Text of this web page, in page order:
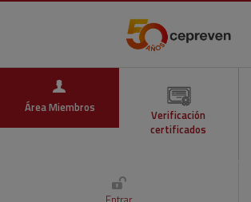
Área Miembros
Verificación
certificados